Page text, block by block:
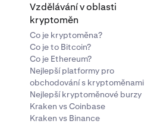
Vzdělávání v oblasti
kryptoměn
Co je kryptoměna?
Co je to Bitcoin?
Co je Ethereum?
Nejlepší platformy pro
obchodování s kryptoměnami
Nejlepší kryptoměnové burzy
Kraken vs Coinbase
Kraken vs Binance